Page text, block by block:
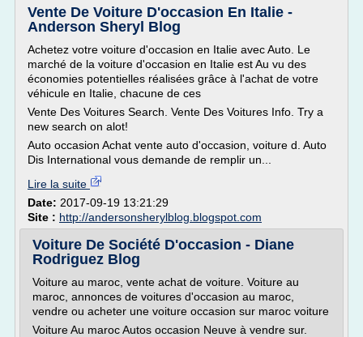
Vente De Voiture D'occasion En Italie -
Anderson Sheryl Blog
Achetez votre voiture d'occasion en Italie avec Auto. Le
marché de la voiture d'occasion en Italie est Au vu des
économies potentielles réalisées grâce à l'achat de votre
véhicule en Italie, chacune de ces
Vente Des Voitures Search. Vente Des Voitures Info. Try a
new search on alot!
Auto occasion Achat vente auto d'occasion, voiture d. Auto
Dis International vous demande de remplir un...
Lire la suite
Date: 2017-09-19 13:21:29
Site : http://andersonsherylblog.blogspot.com
Voiture De Société D'occasion - Diane
Rodriguez Blog
Voiture au maroc, vente achat de voiture. Voiture au
maroc, annonces de voitures d'occasion au maroc,
vendre ou acheter une voiture occasion sur maroc voiture
Voiture Au maroc Autos occasion Neuve à vendre sur.